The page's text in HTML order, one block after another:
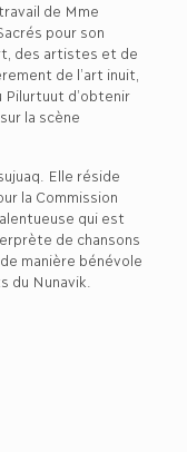
de Mme
pour son
des artistes et de
de l’art inuit,
Pilurtuut d’obtenir
la scène
Elle réside
la Commission
qui est
de chansons
manière bénévole
du Nunavik.